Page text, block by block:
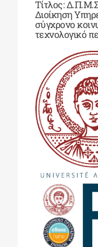
ΔΙΔΑΚΤΟΡΙΚΑ
ΕΚΠΑΙΔΕΥΤΙΚΑ ΙΔΡΥΜΑΤΑ
ΠΟΛΙΤΙΣΤΙΚΟΙ ΦΟΡΕΙΣ
ΧΩΡΟΙ ΤΕΧΝΗΣ
ΕΚΔΗΛΩΣΕΙΣ
Τίτλος:
Διοίκηση
σύγχρονο
τεχνολογικό